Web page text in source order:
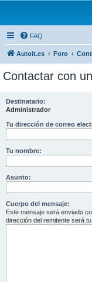
FAQ
Autoit.es Foro
Contactar con
Destinatario:
Administrador
Tu dirección de correo
Tu nombre:
Asunto:
Cuerpo del mensaje:
Este mensaje será enviado
dirección del remitente será